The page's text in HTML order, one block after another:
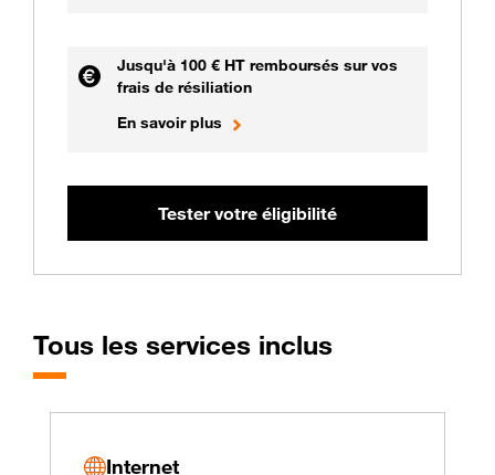
Jusqu'à 100 € HT remboursés sur vos
frais de résiliation
En savoir plus
Tester votre éligibilité
Tous les services inclus
Internet